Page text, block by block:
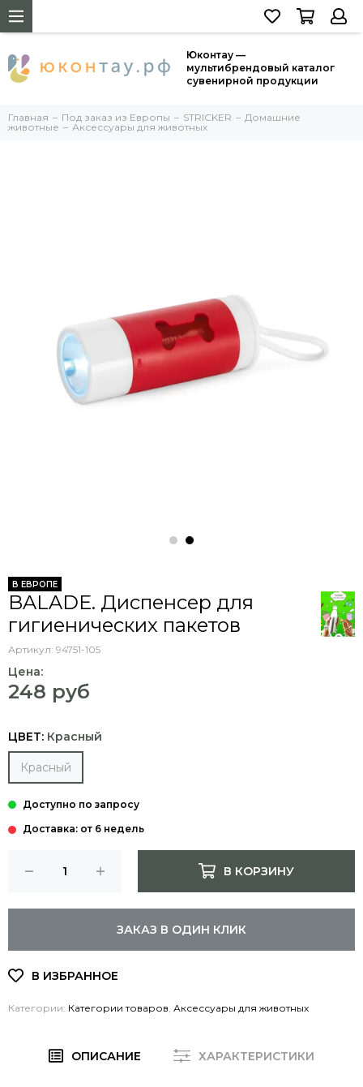
Юконтау —
мультибрендовый каталог
сувенирной продукции
Главная Под заказ из Европы STRICKER
Домашние
животные
Аксессуары для животных
В ЕВРОПЕ
BALADE. Диспенсер для
гигиенических пакетов
Артикул: 94751-105
Цена:
248 руб
ЦВЕТ: Красный
Красный
Доставка: от 6 недель
В КОРЗИНУ
ЗАКАЗ В ОДИН КЛИК
Категории: Категории товаров Аксессуары для животных
ОПИСАНИЕ ХАРАКТЕРИСТИКИ